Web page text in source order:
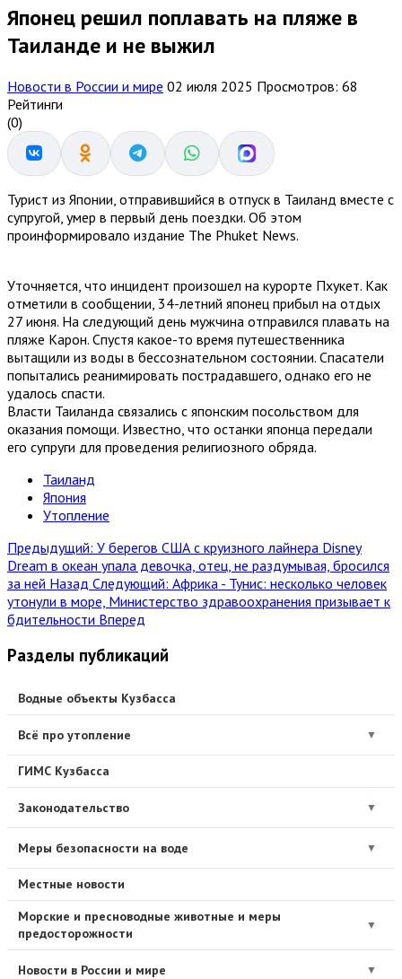
Японец решил поплавать на пляже в
Таиланде и не выжил
Новости в России и мире 02 июля 2025 Просмотров: 68
Рейтинги
(0)
Турист из Японии, отправившийся в отпуск в Таиланд вместе с
супругой, умер в первый день поездки. Об этом
проинформировало издание The Phuket News.
Уточняется, что инцидент произошел на курорте Пхукет. Как
отметили в сообщении, 34-летний японец прибыл на отдых
27 июня. На следующий день мужчина отправился плавать на
пляже Карон. Спустя какое-то время путешественника
вытащили из воды в бессознательном состоянии. Спасатели
попытались реанимировать пострадавшего, однако его не
удалось спасти.
Власти Таиланда связались с японским посольством для
оказания помощи. Известно, что останки японца передали
его супруги для проведения религиозного обряда.
Таиланд
Япония
Утопление
Предыдущий: У берегов США с круизного лайнера Disney
Dream в океан упала девочка, отец, не раздумывая, бросился
за ней Назад Следующий: Африка - Тунис: несколько человек
утонули в море, Министерство здравоохранения призывает к
бдительности Вперед
Разделы публикаций
Водные объекты Кузбасса
Всё про утопление ▼
ГИМС Кузбасса
Законодательство ▼
Меры безопасности на воде ▼
Местные новости
Морские и пресноводные животные и меры
предосторожности
▼
Новости в России и мире ▼